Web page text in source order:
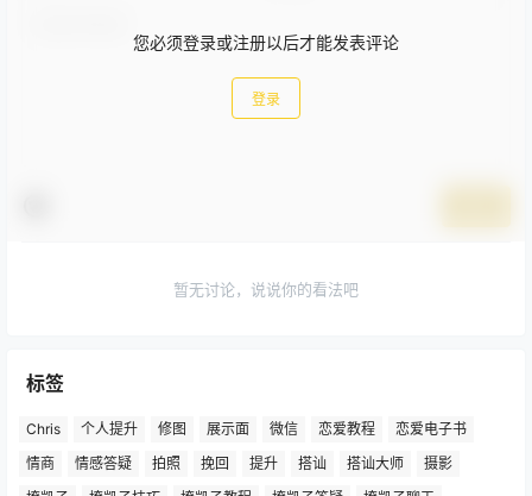
您必须登录或注册以后才能发表评论
登录
暂无讨论，说说你的看法吧
标签
Chris 个人提升 修图 展示面 微信 恋爱教程
恋爱电子书
情商
情感答疑 拍照 挽回 提升 搭讪 搭讪大师
摄影